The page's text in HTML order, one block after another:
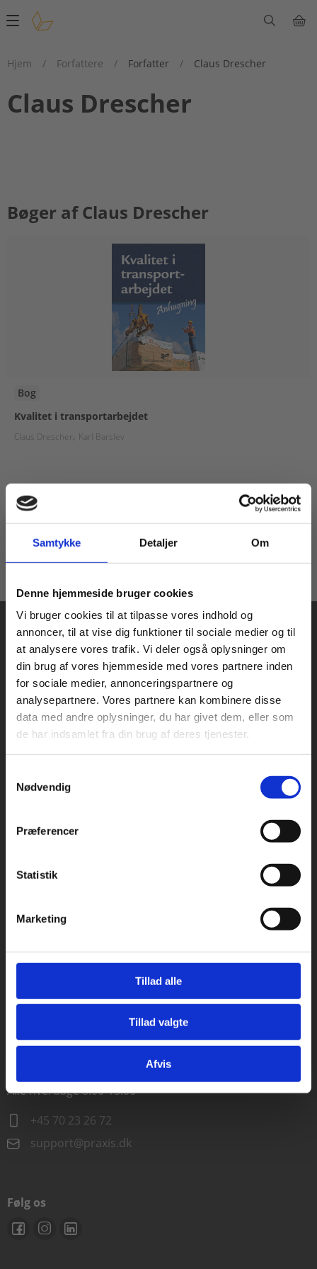
Samtykke Detaljer Om
Denne hjemmeside bruger cookies
Vi bruger cookies til at tilpasse vores indhold og
annoncer, til at vise dig funktioner til sociale medier og til
at analysere vores trafik. Vi deler også oplysninger om
din brug af vores hjemmeside med vores partnere inden
for sociale medier, annonceringspartnere og
analysepartnere. Vores partnere kan kombinere disse
data med andre oplysninger, du har givet dem, eller som
de har indsamlet fra din brug af deres tjenester.
Nødvendig
Præferencer
Statistik
Marketing
Tillad alle
Tillad valgte
Afvis
Main
Hjem
/ Forfattere / Forfatter / Claus Drescher
Claus Drescher
Bøger af Claus Drescher
Bog
Kvalitet i transportarbejdet
Claus Drescher Karl Barslev
129,00 KR.
Praxis Forlag A/S
CVR 41280921
København
1120 København K
Kochsgade 31D
Rødekro
Kontakt kundeservice
+45 70 23 85 87
Kontakt teknisk support
Alle hverdage 8.00-15.00
+45 70 23 26 72
support@praxis.dk
Følg os
Køb læremidler og find masterclasses mm.
Fortsæt som:
For privatkunder og
studerende. Du får
vist priser inkl.
For institutioner og
virksomheder. Du
får vist priser ekskl.
Gå til praxisOnline